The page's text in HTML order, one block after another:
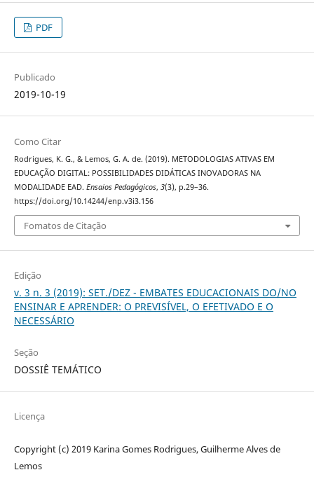
PDF
Publicado
2019-10-19
Como Citar
Rodrigues, K. G., & Lemos, G. A. de. (2019). METODOLOGIAS ATIVAS EM
EDUCAÇÃO DIGITAL: POSSIBILIDADES DIDÁTICAS INOVADORAS NA
MODALIDADE EAD. Ensaios Pedagógicos, 3(3), p.29–36.
https://doi.org/10.14244/enp.v3i3.156
Fomatos de Citação
Edição
v. 3 n. 3 (2019): SET./DEZ - EMBATES EDUCACIONAIS DO/NO
ENSINAR E APRENDER: O PREVISÍVEL, O EFETIVADO E O
NECESSÁRIO
Seção
DOSSIÊ TEMÁTICO
Licença
Copyright (c) 2019 Karina Gomes Rodrigues, Guilherme Alves de
Lemos